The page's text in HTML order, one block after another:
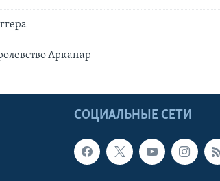
Арканар
СОЦИАЛЬНЫЕ СЕТИ